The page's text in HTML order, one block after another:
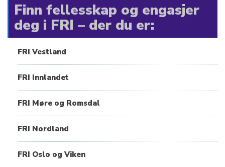
Finn fellesskap og engasjer
deg i FRI – der du er:
FRI Vestland
FRI Innlandet
FRI Møre og Romsdal
FRI Nordland
FRI Oslo og Viken